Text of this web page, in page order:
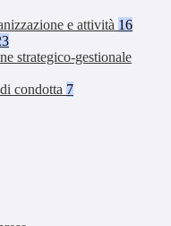
e attività 16
strategico-gestionale
condotta 7